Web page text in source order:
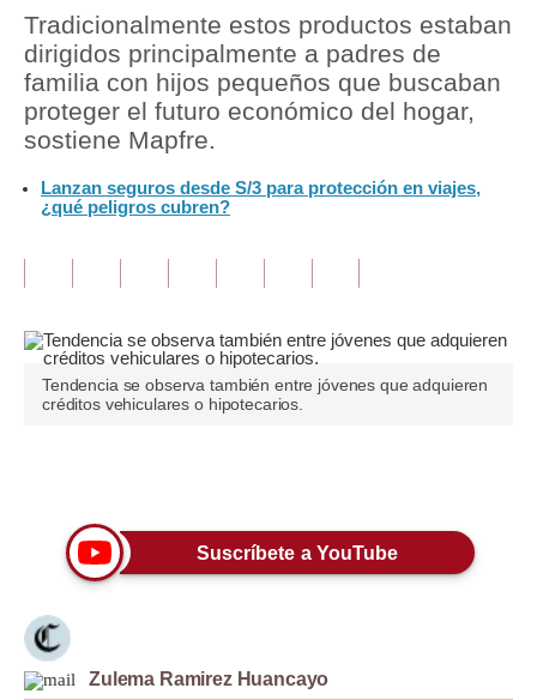
Finanzas Personales
Inmobiliarias
Plus G
Editorial
Pregunta de hoy
Tendencias
Lujo
Estilos
EEUU
México
Tradicionalmente estos productos estaban
dirigidos principalmente a padres de
familia con hijos pequeños que buscaban
proteger el futuro económico del hogar,
sostiene Mapfre.
Lanzan seguros desde S/3 para protección en viajes,
¿qué peligros cubren?
Tendencia se observa también entre jóvenes que adquieren
créditos vehiculares o hipotecarios.
Suscríbete a YouTube
Zulema Ramirez Huancayo